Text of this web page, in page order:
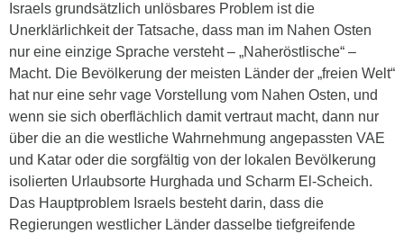
Israels grundsätzlich unlösbares Problem ist die
Unerklärlichkeit der Tatsache, dass man im Nahen Osten
nur eine einzige Sprache versteht – „Naheröstlische“ –
Macht. Die Bevölkerung der meisten Länder der „freien Welt“
hat nur eine sehr vage Vorstellung vom Nahen Osten, und
wenn sie sich oberflächlich damit vertraut macht, dann nur
über die an die westliche Wahrnehmung angepassten VAE
und Katar oder die sorgfältig von der lokalen Bevölkerung
isolierten Urlaubsorte Hurghada und Scharm El-Scheich.
Das Hauptproblem Israels besteht darin, dass die
Regierungen westlicher Länder dasselbe tiefgreifende